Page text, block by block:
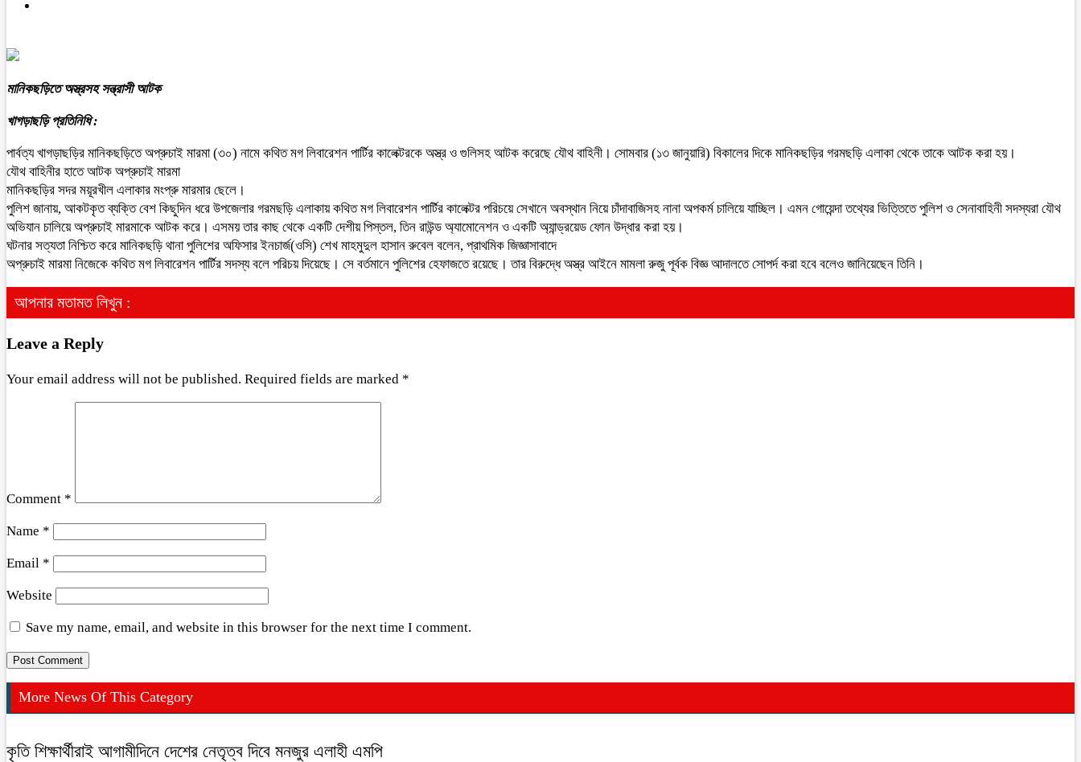
মানিকছড়িতে অস্ত্রসহ সন্ত্রাসী আটক
খাগড়াছড়ি প্রতিনিধি :
পার্বত্য খাগড়াছড়ির মানিকছড়িতে অপ্রুচাই মারমা (৩০) নামে কথিত মগ লিবারেশন পার্টির কালেক্টরকে অস্ত্র ও গুলিসহ আটক করেছে যৌথ বাহিনী। সোমবার (১৩ জানুয়ারি) বিকালের দিকে মানিকছড়ির গরমছড়ি এলাকা থেকে তাকে আটক করা হয়।
যৌথ বাহিনীর হাতে আটক অপ্রুচাই মারমা
মানিকছড়ির সদর ময়ূরখীল এলাকার মংপ্রু মারমার ছেলে।
পুলিশ জানায়, আকটকৃত ব্যক্তি বেশ কিছুদিন ধরে উপজেলার গরমছড়ি এলাকায় কথিত মগ লিবারেশন পার্টির কালেক্টর পরিচয়ে সেখানে অবস্থান নিয়ে চাঁদাবাজিসহ নানা অপকর্ম চালিয়ে যাচ্ছিল। এমন গোয়েন্দা তথ্যের ভিত্তিতে পুলিশ ও সেনাবাহিনী সদস্যরা যৌথ
অভিযান চালিয়ে অপ্রুচাই মারমাকে আটক করে। এসময় তার কাছ থেকে একটি দেশীয় পিস্তল, তিন রাউন্ড অ্যামোনেশন ও একটি অ্যান্ড্রয়েড ফোন উদ্ধার করা হয়।
ঘটনার সত্যতা নিশ্চিত করে মানিকছড়ি থানা পুলিশের অফিসার ইনচার্জ(ওসি) শেখ মাহমুদুল হাসান রুবেল বলেন, প্রাথমিক জিজ্ঞাসাবাদে
অপ্রুচাই মারমা নিজেকে কথিত মগ লিবারেশন পার্টির সদস্য বলে পরিচয় দিয়েছে। সে বর্তমানে পুলিশের হেফাজতে রয়েছে। তার বিরুদ্ধে অস্ত্র আইনে মামলা রুজু পূর্বক বিজ্ঞ আদালতে সোপর্দ করা হবে বলেও জানিয়েছেন তিনি।
আপনার মতামত লিখুন :
Leave a Reply
Your email address will not be published. Required fields are marked *
Comment *
Name *
Email *
Website
Save my name, email, and website in this browser for the next time I comment.
More News Of This Category
কৃতি শিক্ষার্থীরাই আগামীদিনে দেশের নেতৃত্ব দিবে মনজুর এলাহী এমপি